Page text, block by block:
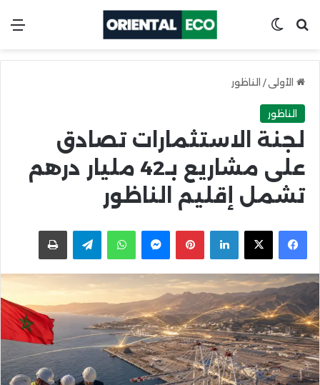
ابحث عنSwitch skin
الأولى / الناظور
الناظور
لجنة الاستثمارات تصادق
على مشاريع بـ42 مليار درهم
تشمل إقليم الناظور
Facebook
X
LinkedIn
Pinterest
Messenger
WhatsApp
Telegramاطبعها